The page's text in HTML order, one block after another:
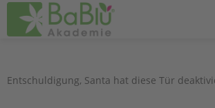
Entschuldigung, Santa hat diese Tür